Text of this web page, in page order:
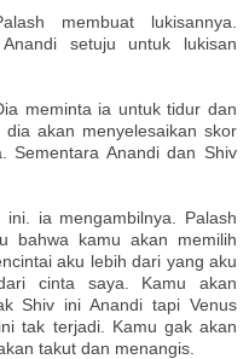
membuat lukisannya.
setuju untuk lukisan
meminta ia untuk tidur dan
akan menyelesaikan skor
Sementara Anandi dan Shiv
ia mengambilnya. Palash
bahwa kamu akan memilih
aku lebih dari yang aku
cinta saya. Kamu akan
Shiv ini Anandi tapi Venus
tak terjadi. Kamu gak akan
takut dan menangis.